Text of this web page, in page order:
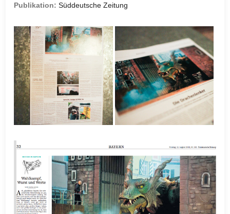
Publikation: Süddeutsche Zeitung